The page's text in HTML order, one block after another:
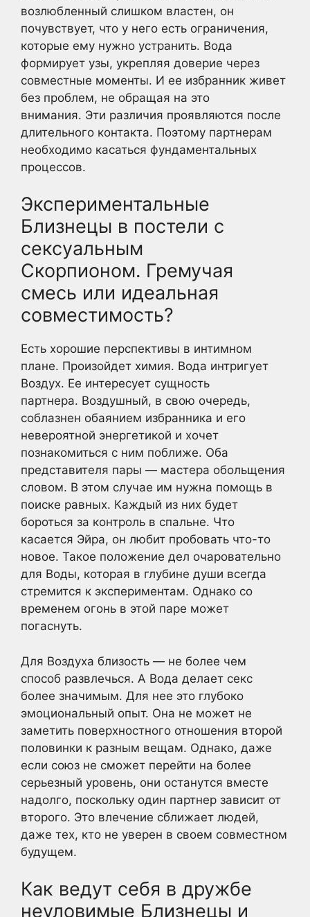
возлюбленный слишком властен, он
почувствует, что у него есть ограничения,
которые ему нужно устранить. Вода
формирует узы, укрепляя доверие через
совместные моменты. И ее избранник живет
без проблем, не обращая на это
внимания. Эти различия проявляются после
длительного контакта. Поэтому партнерам
необходимо касаться фундаментальных
процессов.
Экспериментальные
Близнецы в постели с
сексуальным
Скорпионом. Гремучая
смесь или идеальная
совместимость?
Есть хорошие перспективы в интимном
плане. Произойдет химия. Вода интригует
Воздух. Ее интересует сущность
партнера. Воздушный, в свою очередь,
соблазнен обаянием избранника и его
невероятной энергетикой и хочет
познакомиться с ним поближе. Оба
представителя пары — мастера обольщения
словом. В этом случае им нужна помощь в
поиске равных. Каждый из них будет
бороться за контроль в спальне. Что
касается Эйра, он любит пробовать что-то
новое. Такое положение дел очаровательно
для Воды, которая в глубине души всегда
стремится к экспериментам. Однако со
временем огонь в этой паре может
погаснуть.
Для Воздуха близость — не более чем
способ развлечься. А Вода делает секс
более значимым. Для нее это глубоко
эмоциональный опыт. Она не может не
заметить поверхностного отношения второй
половинки к разным вещам. Однако, даже
если союз не сможет перейти на более
серьезный уровень, они останутся вместе
надолго, поскольку один партнер зависит от
второго. Это влечение сближает людей,
даже тех, кто не уверен в своем совместном
будущем.
Как ведут себя в дружбе
неуловимые Близнецы и